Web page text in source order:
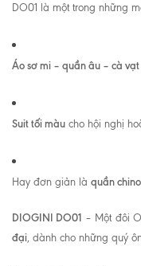
DO01 là một trong những
Áo sơ mi – quần âu – cà
Suit tối màu cho hội nghị
Hay đơn giản là quần
DIOGINI DO01 – Một đôi
đại, dành cho những quý